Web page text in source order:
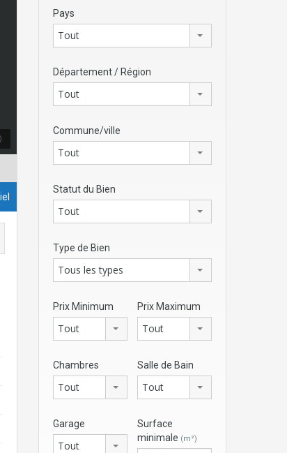
Pays
Tout
Département / Région
Tout
Commune/ville
Tout
Statut du Bien
Tout
Type de Bien
Tous les types
Prix Minimum
Tout
Prix Maximum
Tout
Chambres
Tout
Salle de Bain
Tout
Garage
Tout
Surface
minimale (m²)